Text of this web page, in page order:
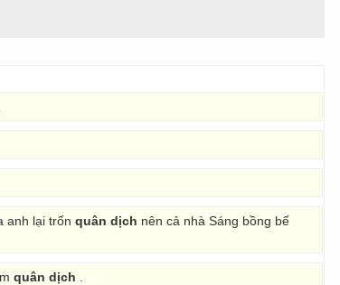
anh lại trốn quân dịch nên cả nhà Sáng bồng bế
quân dịch